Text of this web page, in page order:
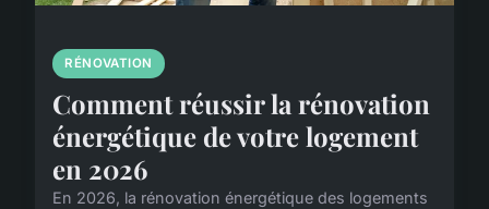
RÉNOVATION
Comment réussir la rénovation
énergétique de votre logement
en 2026
En 2026, la rénovation énergétique des logements